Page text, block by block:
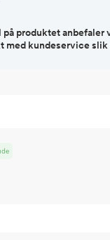
produktet anbefaler
med kundeservice slik